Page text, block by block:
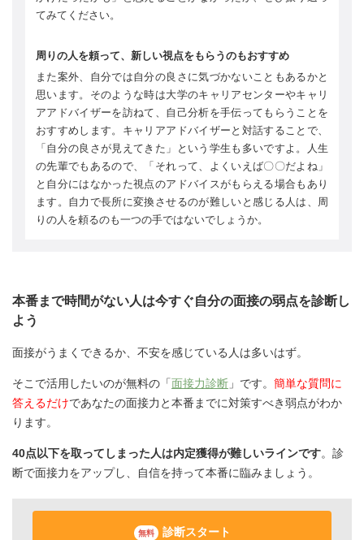
てみてください。
周りの人を頼って、新しい視点をもらうのもおすすめ
また案外、自分では自分の良さに気づかないこともあるかと
思います。そのような時は大学のキャリアセンターやキャリ
アアドバイザーを訪ねて、自己分析を手伝ってもらうことを
おすすめします。キャリアアドバイザーと対話することで、
「自分の良さが見えてきた」という学生も多いですよ。人生
の先輩でもあるので、「それって、よくいえば〇〇だよね」
と自分にはなかった視点のアドバイスがもらえる場合もあり
ます。自力で長所に変換させるのが難しいと感じる人は、周
りの人を頼るのも一つの手ではないでしょうか。
本番まで時間がない人は今すぐ自分の面接の弱点を診断し
よう
面接がうまくできるか、不安を感じている人は多いはず。
そこで活用したいのが無料の「面接力診断 」です。 簡単な質問に
答えるだけであなたの面接力と本番までに対策すべき弱点がわか
ります。
40点以下を取ってしまった人は内定獲得が難しいラインです。診
断で面接力をアップし、自信を持って本番に臨みましょう。
無料 診断スタート